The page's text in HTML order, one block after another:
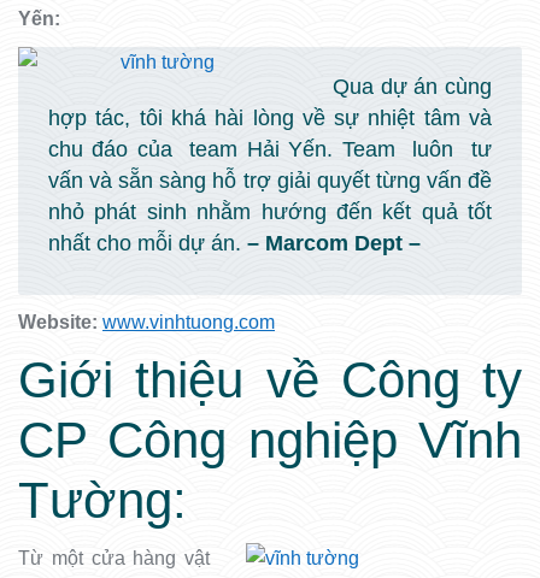
Yến:
Qua dự án cùng
hợp tác, tôi khá hài lòng về sự nhiệt tâm và
chu đáo của team Hải Yến. Team luôn tư
vấn và sẵn sàng hỗ trợ giải quyết từng vấn đề
nhỏ phát sinh nhằm hướng đến kết quả tốt
nhất cho mỗi dự án. – Marcom Dept –
Website: www.vinhtuong.com
Giới thiệu về Công ty
CP Công nghiệp Vĩnh
Tường:
Từ một cửa hàng vật